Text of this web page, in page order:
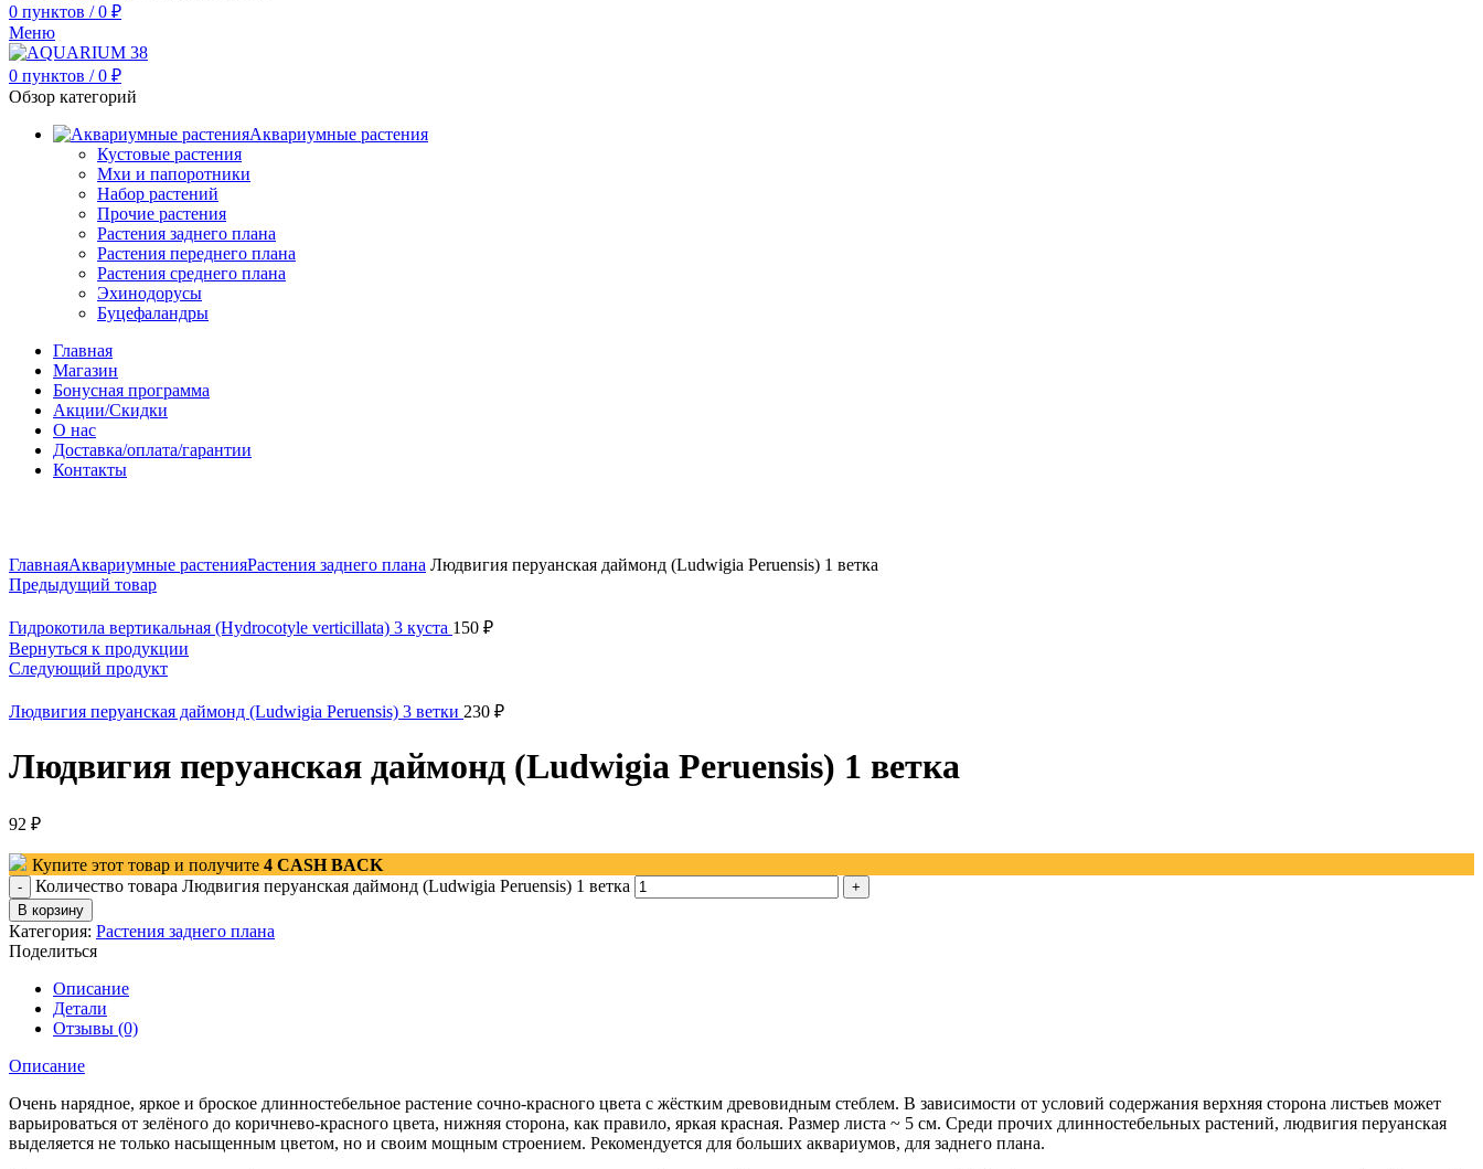
0 пунктов / 0 ₽
Меню
0 пунктов / 0 ₽
Обзор категорий
Аквариумные растения
Кустовые растения
Мхи и папоротники
Набор растений
Прочие растения
Растения заднего плана
Растения переднего плана
Растения среднего плана
Эхинодорусы
Буцефаландры
Главная
Магазин
Бонусная программа
Акции/Скидки
О нас
Доставка/оплата/гарантии
Контакты
ГлавнаяАквариумные растенияРастения заднего плана Людвигия перуанская даймонд (Ludwigia Peruensis) 1 ветка
Предыдущий товар
Гидрокотила вертикальная (Hydrocotyle verticillata) 3 куста 150 ₽
Вернуться к продукции
Следующий продукт
Людвигия перуанская даймонд (Ludwigia Peruensis) 3 ветки 230 ₽
Людвигия перуанская даймонд (Ludwigia Peruensis) 1 ветка
92 ₽
Купите этот товар и получите 4 CASH BACK
Количество товара Людвигия перуанская даймонд (Ludwigia Peruensis) 1 ветка
В корзину
Категория: Растения заднего плана
Поделиться
Описание
Детали
Отзывы (0)
Описание
Очень нарядное, яркое и броское длинностебельное растение сочно-красного цвета с жёстким древовидным стеблем. В зависимости от условий содержания верхняя сторона листьев может
варьироваться от зелёного до коричнево-красного цвета, нижняя сторона, как правило, яркая красная. Размер листа ~ 5 см. Среди прочих длинностебельных растений, людвигия перуанская
выделяется не только насыщенным цветом, но и своим мощным строением. Рекомендуется для больших аквариумов, для заднего плана.